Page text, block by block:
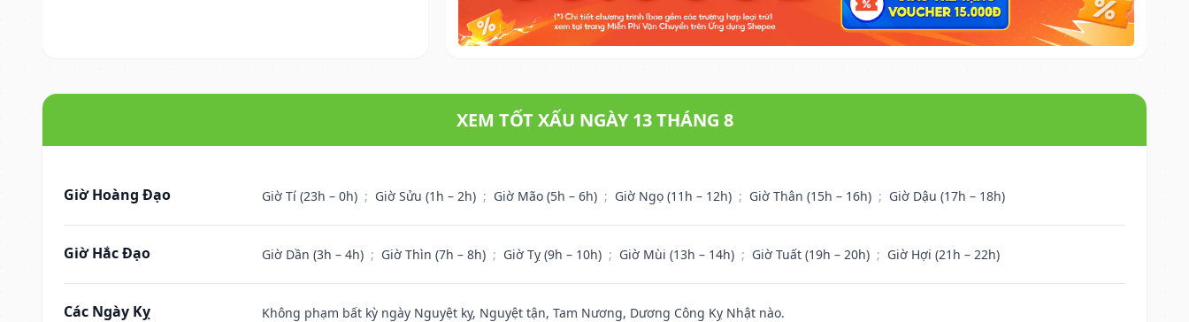
XEM TỐT XẤU NGÀY 13 THÁNG 8
Giờ Hoàng Đạo Giờ Tí (23h – 0h) ; Giờ Sửu (1h – 2h) ; Giờ Mão (5h – 6h) ; Giờ Ngọ (11h – 12h) ; Giờ Thân (15h – 16h) ; Giờ Dậu (17h – 18h)
Giờ Hắc Đạo Giờ Dần (3h – 4h) ; Giờ Thìn (7h – 8h) ; Giờ Tỵ (9h – 10h) ; Giờ Mùi (13h – 14h) ; Giờ Tuất (19h – 20h) ; Giờ Hợi (21h – 22h)
Các Ngày Kỵ Không phạm bất kỳ ngày Nguyệt kỵ, Nguyệt tận, Tam Nương, Dương Công Kỵ Nhật nào.